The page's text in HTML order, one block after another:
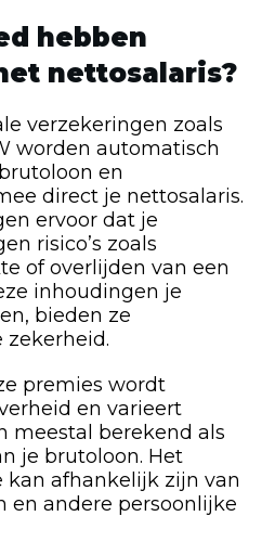
hebben
nettosalaris?
verzekeringen zoals
worden automatisch
en
direct je nettosalaris.
ervoor dat je
risico’s zoals
of overlijden van een
inhoudingen je
bieden ze
zekerheid.
premies wordt
en varieert
meestal berekend als
je brutoloon. Het
kan afhankelijk zijn van
en andere persoonlijke